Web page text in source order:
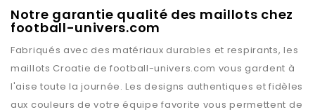
Notre garantie qualité des maillots chez
football-univers.com
Fabriqués avec des matériaux durables et respirants, les
maillots Croatie defootball-univers.com vous gardent à
l'aise toute la journée. Les designs authentiques et fidèles
aux couleurs de votre équipe favorite vous permettent de